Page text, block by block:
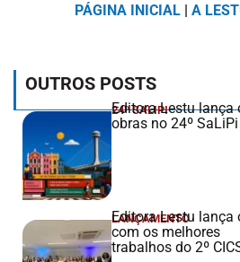
PÁGINA INICIAL | A
OUTROS POSTS
24º SALIPI
Editora Lestu lança
obras no 24º SaLiPi
LANÇAMENTO
Editora Lestu lança
com os melhores
trabalhos do 2º